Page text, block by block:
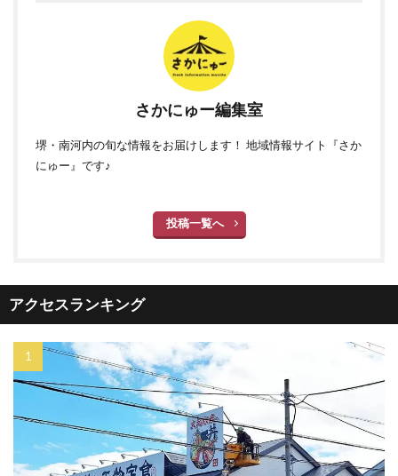
さかにゅー編集室
堺・南河内の旬な情報をお届けします！ 地域情報サイト『さか
にゅー』です♪
投稿一覧へ
アクセスランキング